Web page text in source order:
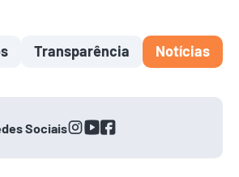
Transparência Notícias
Sociaisinstagram
youtube
facebook